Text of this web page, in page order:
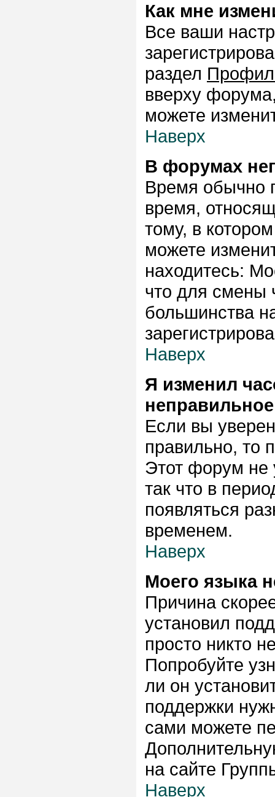
Как мне
Все ваши
раздел
вверху
можете
Наверх
В форумах
Время обычно
время,
тому, в
можете
находитесь:
что для смены
большинства
Наверх
Я изменил
Если вы
правильно, то
Этот форум не
так что в
появляться
временем.
Наверх
Моего языка
Причина
установил
просто никто
Попробуйте
ли он
поддержки
сами можете
на сайте
Наверх